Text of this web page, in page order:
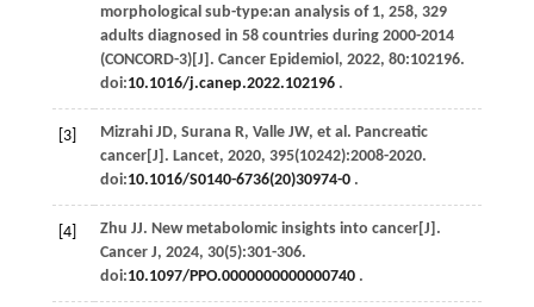
morphological sub-type:an analysis of 1, 258, 329
adults diagnosed in 58 countries during 2000-2014
(CONCORD-3)[J]. Cancer Epidemiol, 2022, 80:102196.
doi:10.1016/j.canep.2022.102196.
[3] Mizrahi JD, Surana R, Valle JW, et al. Pancreatic
cancer[J]. Lancet, 2020, 395(10242):2008-2020.
doi:10.1016/S0140-6736(20)30974-0.
[4] Zhu JJ. New metabolomic insights into cancer[J].
Cancer J, 2024, 30(5):301-306.
doi:10.1097/PPO.0000000000000740.